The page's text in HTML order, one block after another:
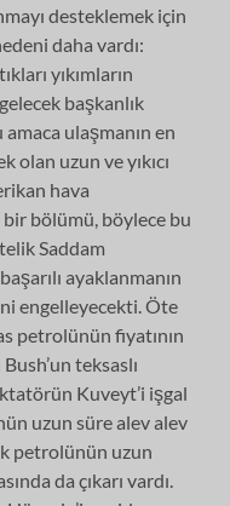
desteklemek için
daha vardı:
yıkımların
başkanlık
ulaşmanın en
olan uzun ve yıkıcı
hava
bir bölümü, böylece bu
Saddam
ayaklanmanın
engelleyecekti. Öte
petrolünün fiyatının
teksaslı
Kuveyt’i işgal
uzun süre alev alev
petrolünün uzun
da çıkarı vardı.